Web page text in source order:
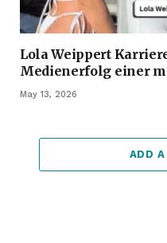
Lola Weippert
Medienerfolg einer
May 13, 2026
ADD A